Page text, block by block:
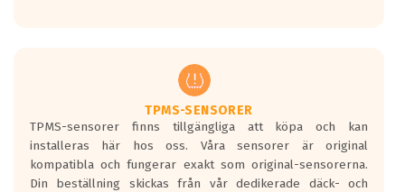
regelverket som introduceras år 2016.
Ett däck med två svarta vågor är redan
godkända för år 2016 nya regelverk.
Ett däck med en svart våg kommer vara
minst tre decibel tystare än det
regelverk som börjar gälla 2016.
TPMS-SENSORER
TPMS-sensorer finns tillgängliga att köpa och kan
installeras här hos oss. Våra sensorer är original
kompatibla och fungerar exakt som original-sensorerna.
Din beställning skickas från vår dedikerade däck- och